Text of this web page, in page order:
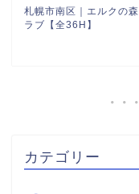
札幌市南区｜エルクの
ラブ【全36H】
カテゴリー